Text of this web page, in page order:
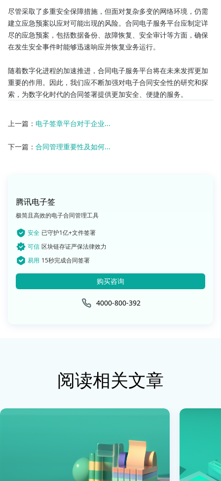
尽管采取了多重安全保障措施，但面对复杂多变的网络环境，仍需
建立应急预案以应对可能出现的风险。合同电子服务平台应制定详
尽的应急预案，包括数据备份、故障恢复、安全审计等方面，确保
在发生安全事件时能够迅速响应并恢复业务运行。
随着数字化进程的加速推进，合同电子服务平台将在未来发挥更加
重要的作用。因此，我们应不断加强对电子合同安全性的研究和探
索，为数字化时代的合同签署提供更加安全、便捷的服务。
上一篇： 电子签章平台对于企业...
下一篇： 合同管理重要性及如何...
腾讯电子签
极简且高效的电子合同管理工具
安全 已守护1亿+文件签署
可信 区块链存证严保法律效力
易用 15秒完成合同签署
购买咨询
4000-800-392
阅读相关文章